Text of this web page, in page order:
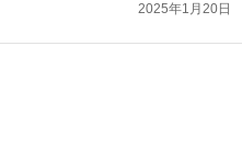
2025年1月20日